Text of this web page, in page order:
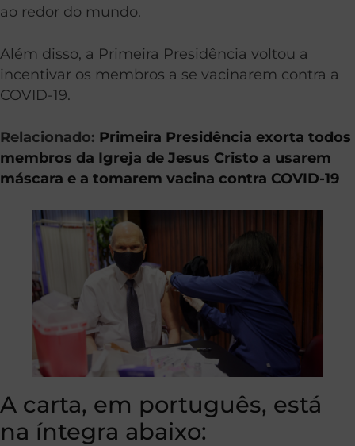
ao redor do mundo.
Além disso, a Primeira Presidência voltou a
incentivar os membros a se vacinarem contra a
COVID-19.
Relacionado: Primeira Presidência exorta todos
membros da Igreja de Jesus Cristo a usarem
máscara e a tomarem vacina contra COVID-19
A carta, em português, está
na íntegra abaixo: